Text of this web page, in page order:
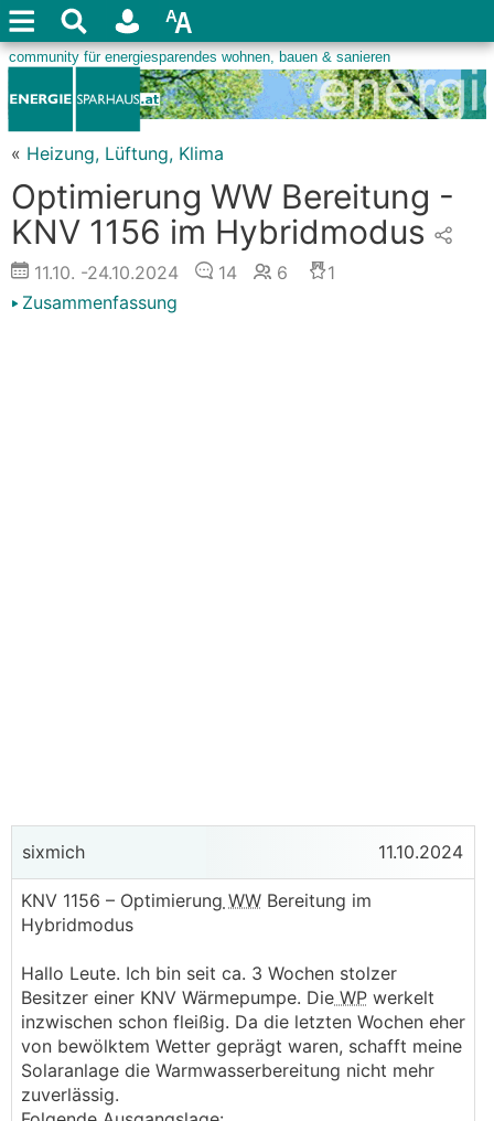
« Heizung, Lüftung, Klima
Optimierung WW Bereitung -
KNV 1156 im Hybridmodus
11.10. -24.10.2024 14 6
1
Zusammenfassung
sixmich 11.10.2024
KNV 1156 – Optimierung WW Bereitung im
Hybridmodus
Hallo Leute. Ich bin seit ca. 3 Wochen stolzer
Besitzer einer KNV Wärmepumpe. Die WP werkelt
inzwischen schon fleißig. Da die letzten Wochen eher
von bewölktem Wetter geprägt waren, schafft meine
Solaranlage die Warmwasserbereitung nicht mehr
zuverlässig.